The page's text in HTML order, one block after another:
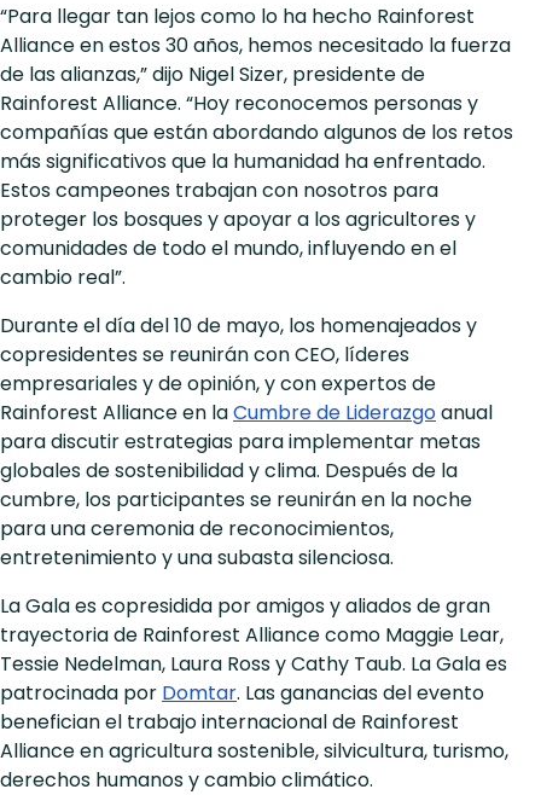
“Para llegar tan lejos como lo ha hecho Rainforest
Alliance en estos 30 años, hemos necesitado la fuerza
de las alianzas,” dijo Nigel Sizer, presidente de
Rainforest Alliance. “Hoy reconocemos personas y
compañías que están abordando algunos de los retos
más significativos que la humanidad ha enfrentado.
Estos campeones trabajan con nosotros para
proteger los bosques y apoyar a los agricultores y
comunidades de todo el mundo, influyendo en el
cambio real”.
Durante el día del 10 de mayo, los homenajeados y
copresidentes se reunirán con CEO, líderes
empresariales y de opinión, y con expertos de
Rainforest Alliance en laCumbre de Liderazgoanual
para discutir estrategias para implementar metas
globales de sostenibilidad y clima. Después de la
cumbre, los participantes se reunirán en la noche
para una ceremonia de reconocimientos,
entretenimiento y una subasta silenciosa.
La Gala es copresidida por amigos y aliados de gran
trayectoria de Rainforest Alliance como Maggie Lear,
Tessie Nedelman, Laura Ross y Cathy Taub. La Gala es
patrocinada por Domtar. Las ganancias del evento
benefician el trabajo internacional de Rainforest
Alliance en agricultura sostenible, silvicultura, turismo,
derechos humanos y cambio climático.